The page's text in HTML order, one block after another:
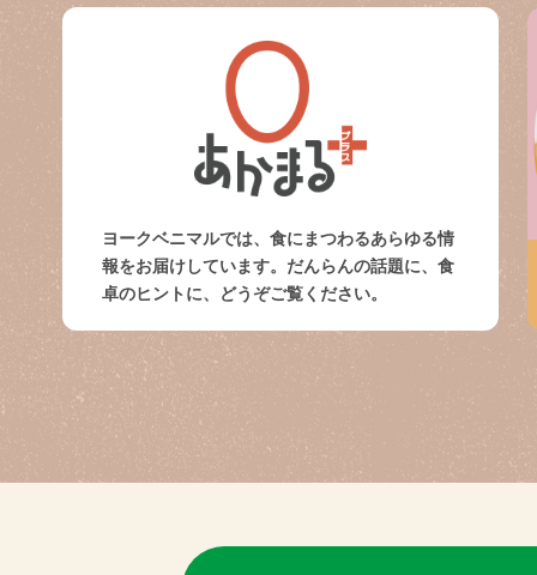
ヨークベニマルでは、食にまつわるあらゆる情
報をお届けしています。だんらんの話題に、食
卓のヒントに、どうぞご覧ください。